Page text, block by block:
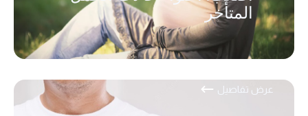
المتأخر
عرض تفاصيل